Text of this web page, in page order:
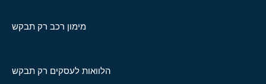
מימון רכב רק תבקש
הלוואות לעסקים רק תבקש